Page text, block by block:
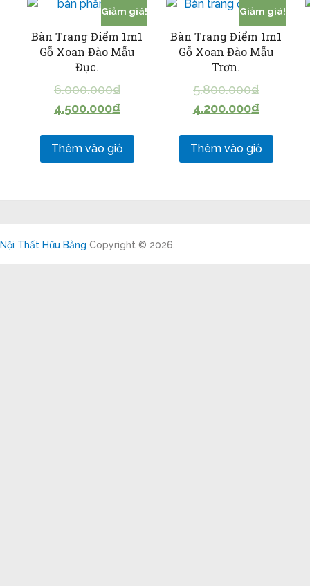
Giảm giá!
Bàn Trang Điểm 1m1
Gỗ Xoan Đào Mẫu
Đục.
6.000.000₫
4.500.000₫
Thêm vào giỏ
Giảm giá!
Bàn Trang Điểm 1m1
Gỗ Xoan Đào Mẫu
Trơn.
5.800.000₫
4.200.000₫
Thêm vào giỏ
Nội Thất Hữu Bằng Copyright © 2026.